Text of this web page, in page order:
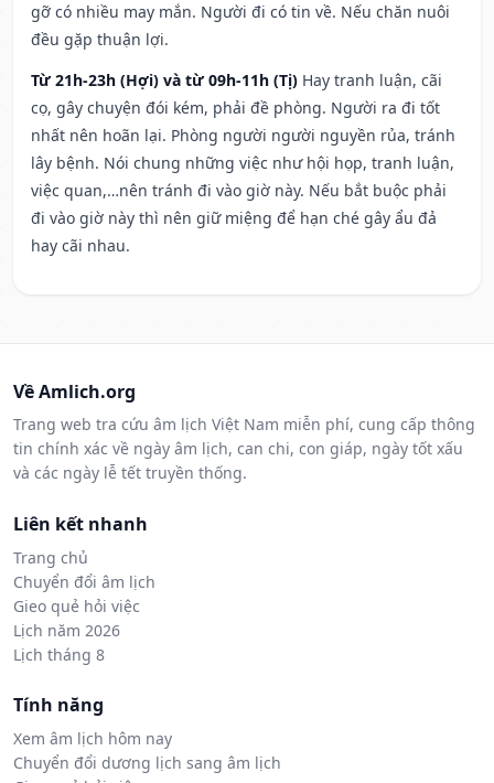
gỡ có nhiều may mắn. Người đi có tin về. Nếu chăn nuôi
đều gặp thuận lợi.
Từ 21h-23h (Hợi) và từ 09h-11h (Tị) Hay tranh luận, cãi
cọ, gây chuyện đói kém, phải đề phòng. Người ra đi tốt
nhất nên hoãn lại. Phòng người người nguyền rủa, tránh
lây bệnh. Nói chung những việc như hội họp, tranh luận,
việc quan,…nên tránh đi vào giờ này. Nếu bắt buộc phải
đi vào giờ này thì nên giữ miệng để hạn ché gây ẩu đả
hay cãi nhau.
Về Amlich.org
Trang web tra cứu âm lịch Việt Nam miễn phí, cung cấp thông
tin chính xác về ngày âm lịch, can chi, con giáp, ngày tốt xấu
và các ngày lễ tết truyền thống.
Liên kết nhanh
Trang chủ
Chuyển đổi âm lịch
Gieo quẻ hỏi việc
Lịch năm 2026
Lịch tháng 8
Tính năng
Xem âm lịch hôm nay
Chuyển đổi dương lịch sang âm lịch